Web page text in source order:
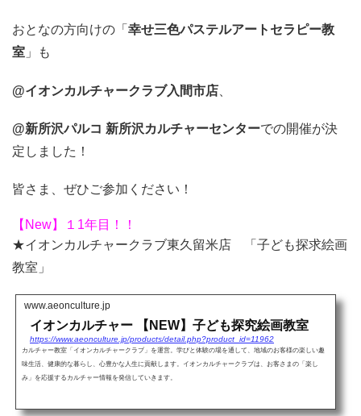
おとなの方向けの「 幸せ三色パステルアートセラピー教
室 」も
@イオンカルチャークラブ入間市店
@新所沢パルコ 新所沢カルチャーセンターでの開催が決
定しました！
皆さま、ぜひご参加ください！
【New】１1年目！！
★イオンカルチャークラブ東久留米店 「子ども探求絵画
教室」
www.aeonculture.jp
イオンカルチャー 【NEW】子ども探究絵画教室
https://www.aeonculture.jp/products/detail.php?product_id=11962
カルチャー教室「イオンカルチャークラブ」を運営。学びと体験の場を通して、地域のお客様の楽しい趣
味生活、健康的な暮らし、心豊かな人生に貢献します。イオンカルチャークラブは、お客さまの「楽し
み」を応援するカルチャー情報を発信していきます。